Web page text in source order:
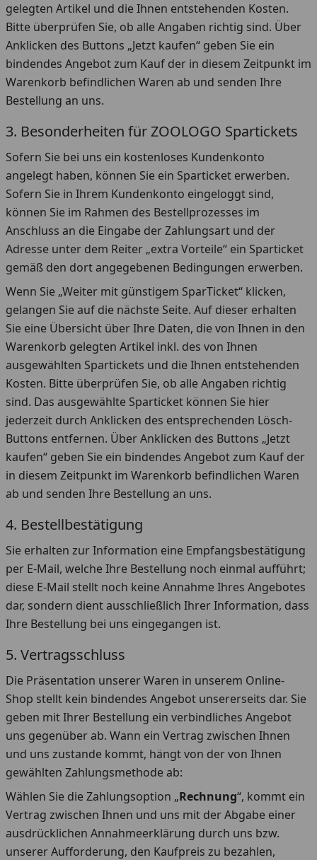
gelegten Artikel und die Ihnen entstehenden Kosten.
Bitte überprüfen Sie, ob alle Angaben richtig sind. Über
Anklicken des Buttons „Jetzt kaufen“ geben Sie ein
bindendes Angebot zum Kauf der in diesem Zeitpunkt im
Warenkorb befindlichen Waren ab und senden Ihre
Bestellung an uns.
3. Besonderheiten für ZOOLOGO Spartickets
Sofern Sie bei uns ein kostenloses Kundenkonto
angelegt haben, können Sie ein Sparticket erwerben.
Sofern Sie in Ihrem Kundenkonto eingeloggt sind,
können Sie im Rahmen des Bestellprozesses im
Anschluss an die Eingabe der Zahlungsart und der
Adresse unter dem Reiter „extra Vorteile“ ein Sparticket
gemäß den dort angegebenen Bedingungen erwerben.
Wenn Sie „Weiter mit günstigem SparTicket“ klicken,
gelangen Sie auf die nächste Seite. Auf dieser erhalten
Sie eine Übersicht über Ihre Daten, die von Ihnen in den
Warenkorb gelegten Artikel inkl. des von Ihnen
ausgewählten Spartickets und die Ihnen entstehenden
Kosten. Bitte überprüfen Sie, ob alle Angaben richtig
sind. Das ausgewählte Sparticket können Sie hier
jederzeit durch Anklicken des entsprechenden Lösch-
Buttons entfernen. Über Anklicken des Buttons „Jetzt
kaufen“ geben Sie ein bindendes Angebot zum Kauf der
in diesem Zeitpunkt im Warenkorb befindlichen Waren
ab und senden Ihre Bestellung an uns.
4. Bestellbestätigung
Sie erhalten zur Information eine Empfangsbestätigung
per E-Mail, welche Ihre Bestellung noch einmal aufführt;
diese E-Mail stellt noch keine Annahme Ihres Angebotes
dar, sondern dient ausschließlich Ihrer Information, dass
Ihre Bestellung bei uns eingegangen ist.
5. Vertragsschluss
Die Präsentation unserer Waren in unserem Online-
Shop stellt kein bindendes Angebot unsererseits dar. Sie
geben mit Ihrer Bestellung ein verbindliches Angebot
uns gegenüber ab. Wann ein Vertrag zwischen Ihnen
und uns zustande kommt, hängt von der von Ihnen
gewählten Zahlungsmethode ab:
Wählen Sie die Zahlungsoption „Rechnung“, kommt ein
Vertrag zwischen Ihnen und uns mit der Abgabe einer
ausdrücklichen Annahmeerklärung durch uns bzw.
unserer Aufforderung, den Kaufpreis zu bezahlen,